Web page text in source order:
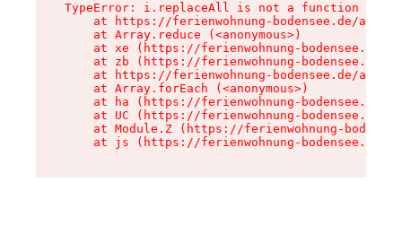
TypeError: i.replaceAll is not a function
at https://ferienwohnung-bodensee.de/
    at Array.reduce (<anonymous>)
at xe (https://ferienwohnung-bodensee.de/
at zb (https://ferienwohnung-bodensee.de/
at https://ferienwohnung-bodensee.de/
    at Array.forEach (<anonymous>)
at ha (https://ferienwohnung-bodensee.de/
at UC (https://ferienwohnung-bodensee.de/
at Module.Z (https://ferienwohnung-
at js (https://ferienwohnung-bodensee.de/